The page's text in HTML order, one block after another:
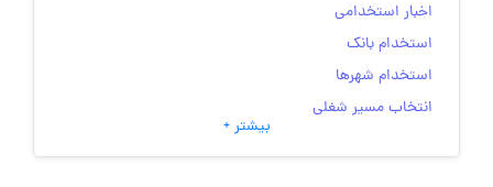
اخبار استخدامی
استخدام بانک
استخدام شهرها
انتخاب مسیر شغلی
به‌روزرسانی‌های سایت (کارجویی)
بیشتر +